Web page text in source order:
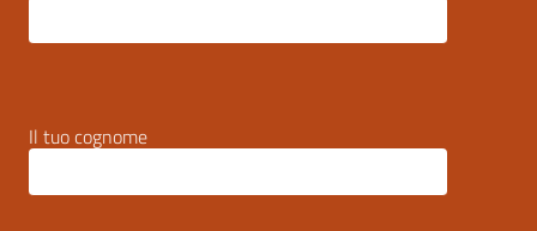
Il tuo cognome